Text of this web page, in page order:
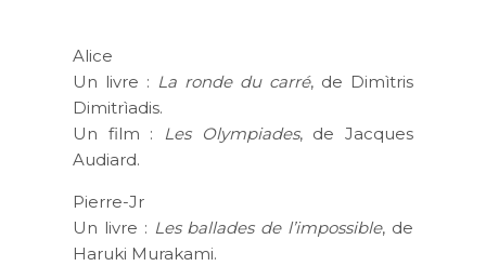
Alice
Un livre : La ronde du carré, de Dimìtris
Dimitrìadis.
Un film :
Les Olympiades, de Jacques
Audiard.
Pierre-Jr
Un livre : Les ballades de l’impossible, de
Haruki Murakami.